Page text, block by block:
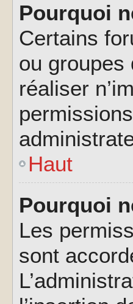
Pourquoi
Certains
ou groupes
réaliser
Haut
Pourquoi
Les
sont